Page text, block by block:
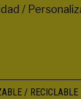
/
/ RECICLABLE